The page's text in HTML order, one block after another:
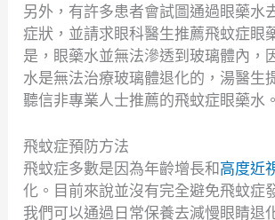
另外，有許多患者會試圖通過眼藥水
症狀，並請求眼科醫生推薦飛蚊症眼
是，眼藥水並無法滲透到玻璃體內，
水是無法治療玻璃體退化的，湯醫生
聽信非專業人士推薦的飛蚊症眼藥水。
飛蚊症預防方法
飛蚊症多數是因為年齡增長和 高度近
化。目前來說並沒有完全避免飛蚊症
我們可以通過日常保養去減慢眼睛退